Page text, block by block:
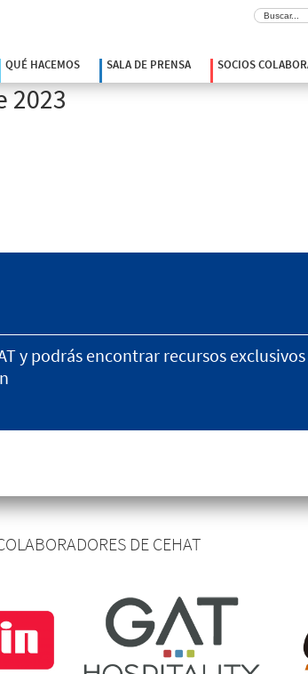
Buscar:
QUÉ HACEMOS SALA DE PRENSA SOCIOS
2023
y podrás encontrar recursos
DE CEHAT